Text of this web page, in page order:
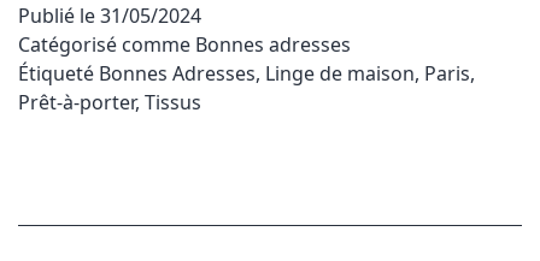
Publié le31/05/2024
Catégorisé comme Bonnes adresses
Étiqueté Bonnes Adresses, Linge de maison, Paris,
Prêt-à-porter, Tissus